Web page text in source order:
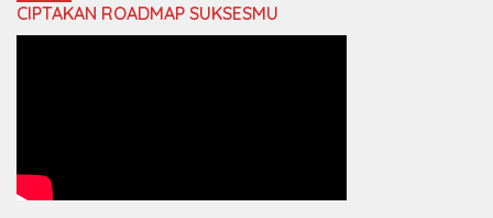
CIPTAKAN ROADMAP SUKSESMU